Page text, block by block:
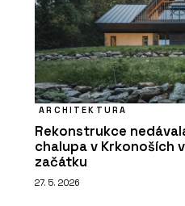
ARCHITEKTURA
Rekonstrukce
chalupa v Krkonoších
začátku
27. 5. 2026